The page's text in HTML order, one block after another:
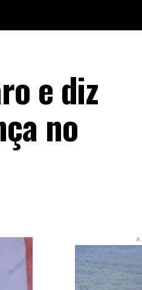
e diz
no